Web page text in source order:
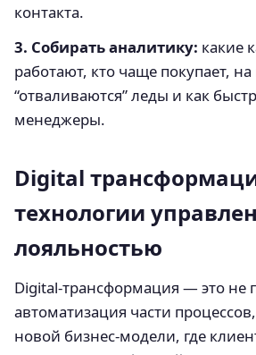
контакта.
3. Собирать аналитику: какие
работают, кто чаще покупает, на
“отваливаются” леды и как
менеджеры.
Digital
технологии
лояльностью
Digital-трансформация — это не
автоматизация части
новой бизнес-модели, где